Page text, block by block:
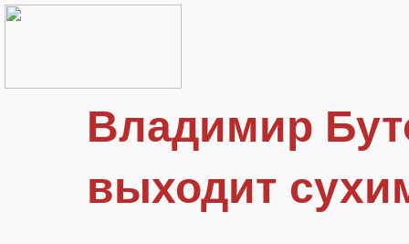
Владимир
выходит